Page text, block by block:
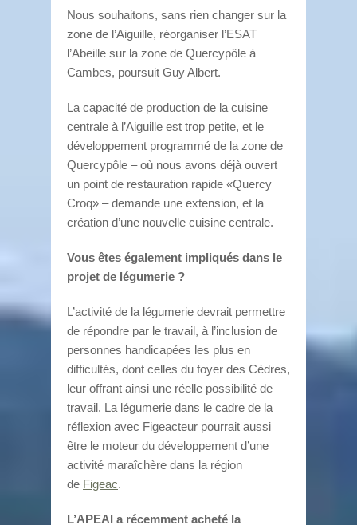
Nous souhaitons, sans rien changer sur la
zone de l’Aiguille, réorganiser l’ESAT
l’Abeille sur la zone de Quercypôle à
Cambes, poursuit Guy Albert.
La capacité de production de la cuisine
centrale à l’Aiguille est trop petite, et le
développement programmé de la zone de
Quercypôle – où nous avons déjà ouvert
un point de restauration rapide «Quercy
Croq» – demande une extension, et la
création d’une nouvelle cuisine centrale.
Vous êtes également impliqués dans le
projet de légumerie ?
L’activité de la légumerie devrait permettre
de répondre par le travail, à l’inclusion de
personnes handicapées les plus en
difficultés, dont celles du foyer des Cèdres,
leur offrant ainsi une réelle possibilité de
travail. La légumerie dans le cadre de la
réflexion avec Figeacteur pourrait aussi
être le moteur du développement d’une
activité maraîchère dans la région
de Figeac.
L’APEAI a récemment acheté la